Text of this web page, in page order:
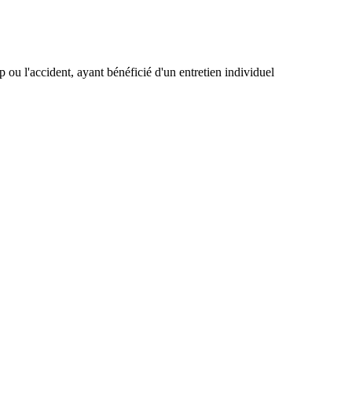
ou l'accident, ayant bénéficié d'un entretien individuel